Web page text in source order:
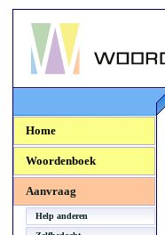
Woordenboek.NU
Home
Woordenboek
Aanvraag
Help anderen